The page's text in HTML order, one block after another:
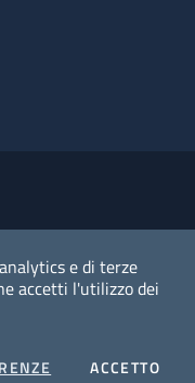
e di terze
accetti l'utilizzo dei
COOKIESACCETTOI